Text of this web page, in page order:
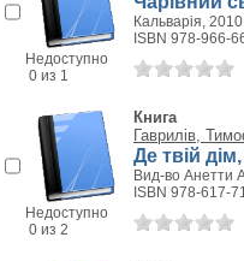
Недоступно
0 из 1
Кальварія, 2010
ISBN 978-966-
Недоступно
0 из 2
Книга
Гаврилів,
Де твій
Вид-во Анетти
ISBN 978-617-